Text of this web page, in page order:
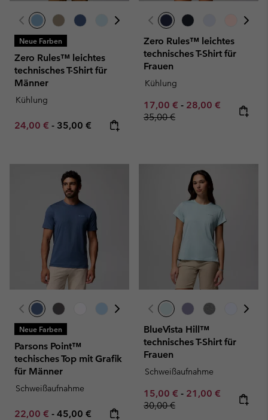
Neue Farben
Zero Rules™ leichtes
technisches T-Shirt für
Männer
Kühlung
Minimum sale price:
24,00 € - Maximum price:
35,00 €
Zero Rules™ leichtes
technisches T-Shirt für
Frauen
Kühlung
Minimum sale price:
17,00 € - Maximum sale
28,00 € Regular
35,00 €
Neue Farben
Parsons Point™
techisches Top mit Grafik
für Männer
Schweißaufnahme
Minimum sale price:
22,00 € - Maximum price:
45,00 €
BlueVista Hill™
technisches T-Shirt für
Frauen
Schweißaufnahme
Minimum sale price:
15,00 € - Maximum sale
21,00 € Regular
30,00 €